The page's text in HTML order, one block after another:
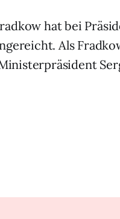
hat bei
Als